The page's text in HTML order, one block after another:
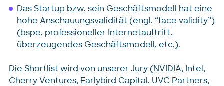
Das Startup bzw. sein Geschäftsmodell hat eine
hohe Anschauungsvalidität (engl. “face validity”)
(bspe. professioneller Internetauftritt,
überzeugendes Geschäftsmodell, etc.).
Die Shortlist wird von unserer Jury (NVIDIA, Intel,
Cherry Ventures, Earlybird Capital, UVC Partners,